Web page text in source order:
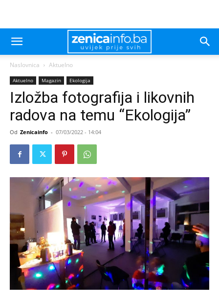
Naslovnica Aktuelno
Aktuelno Magazin Ekologija
Izložba fotografija i likovnih
radova na temu “Ekologija”
Od Zenicainfo - 07/03/2022 - 14:04